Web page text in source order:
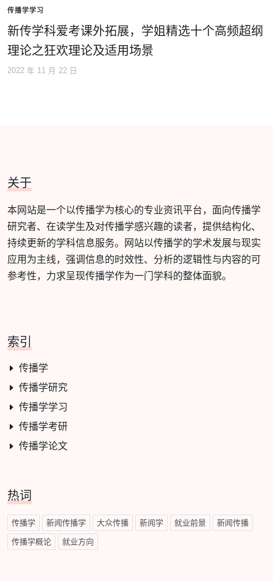
传播学学习
新传学科爱考课外拓展，学姐精选十个高频超纲
理论之狂欢理论及适用场景
2022 年 11 月 22 日
关于
本网站是一个以传播学为核心的专业资讯平台，面向传播学
研究者、在读学生及对传播学感兴趣的读者，提供结构化、
持续更新的学科信息服务。网站以传播学的学术发展与现实
应用为主线，强调信息的时效性、分析的逻辑性与内容的可
参考性，力求呈现传播学作为一门学科的整体面貌。
索引
传播学
传播学研究
传播学学习
传播学考研
传播学论文
热词
传播学 新闻传播学 大众传播 新闻学 就业前景 新闻传播
传播学概论 就业方向